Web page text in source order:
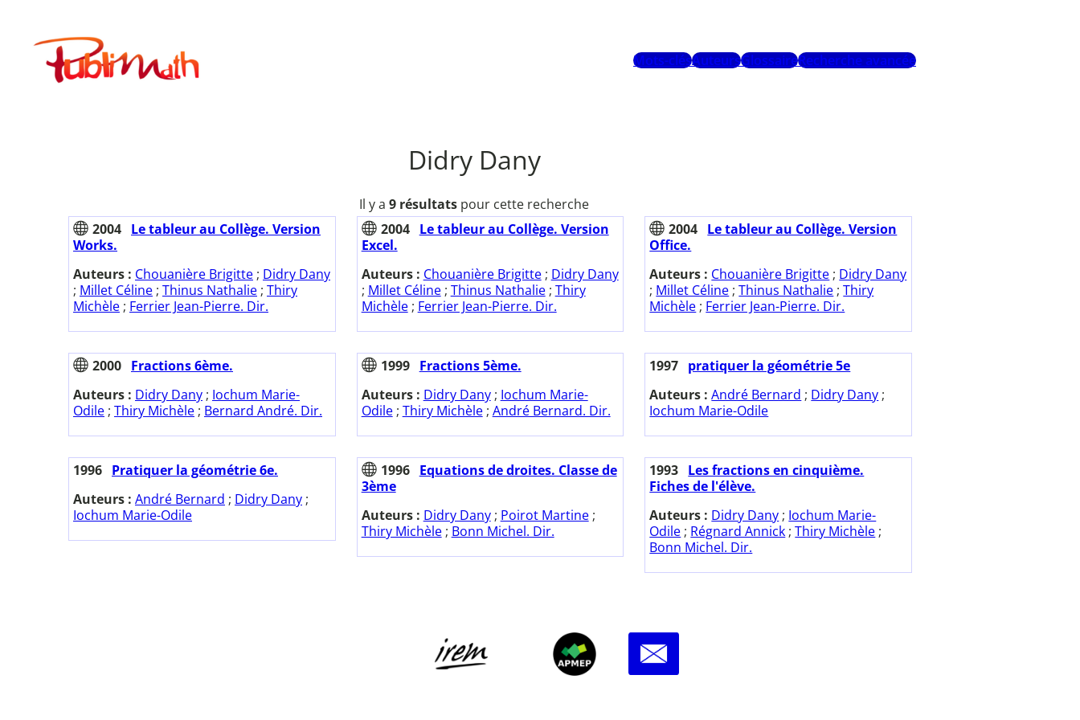
contenuPublimath
Mots-clésAuteursGlossaireRecherche avancée
Didry Dany
Il y a 9 résultats pour cette recherche
2004 Le tableur au Collège. Version
Works.
Auteurs : Chouanière Brigitte ; Didry Dany
; Millet Céline ; Thinus Nathalie ; Thiry
Michèle ; Ferrier Jean-Pierre. Dir.
2004
Le tableur au Collège. Version
Excel.
Auteurs : Chouanière Brigitte; Didry Dany
; Millet Céline; Thinus Nathalie; Thiry
Michèle; Ferrier Jean-Pierre. Dir.
2004 Le tableur au Collège. Version
Office.
Auteurs : Chouanière Brigitte ; Didry Dany
; Millet Céline ;Thinus Nathalie ;Thiry
Michèle ; Ferrier Jean-Pierre. Dir.
2000 Fractions 6ème.
Auteurs : Didry Dany ; Iochum Marie-
Odile ; Thiry Michèle ; Bernard André. Dir.
1999
Fractions 5ème.
Auteurs : Didry Dany; Iochum Marie-
Odile; Thiry Michèle; André Bernard. Dir.
1997 pratiquer la géométrie 5e
Auteurs :André Bernard ; Didry Dany ;
Iochum Marie-Odile
1996 Pratiquer la géométrie 6e.
Auteurs : André Bernard ; Didry Dany ;
Iochum Marie-Odile
1996
Equations de droites. Classe de
3ème
Auteurs : Didry Dany; Poirot Martine;
Thiry Michèle; Bonn Michel. Dir.
1993 Les fractions en cinquième.
Fiches de l'élève.
Auteurs : Didry Dany ; Iochum Marie-
Odile ; Régnard Annick ;Thiry Michèle ;
Bonn Michel. Dir.